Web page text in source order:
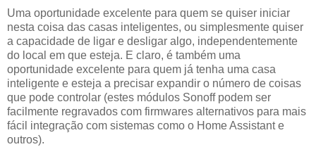
Uma oportunidade excelente para quem se quiser iniciar
nesta coisa das casas inteligentes, ou simplesmente quiser
a capacidade de ligar e desligar algo, independentemente
do local em que esteja. E claro, é também uma
oportunidade excelente para quem já tenha uma casa
inteligente e esteja a precisar expandir o número de coisas
que pode controlar (estes módulos Sonoff podem ser
facilmente regravados com firmwares alternativos para mais
fácil integração com sistemas como o Home Assistant e
outros).